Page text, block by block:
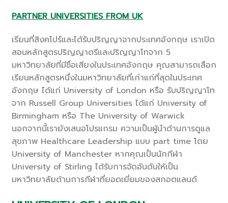
PARTNER UNIVERSITIES FROM UK
เรียนที่สิงคโปร์และได้รับปริญญาจากประเทศอังกฤษ เราเปิด
สอนหลักสูตรปริญญาตรีและปริญญาโทจาก 5
มหาวิทยาลัยที่มีชื่อเสียงในประเทศอังกฤษ คุณสามารถเลือก
เรียนหลักสูตรหนึ่งในมหาวิทยาลัยที่เก่าแก่ที่สุดในประเทศ
อังกฤษ ได้แก่ University of London หรือ รับปริญญาโท
จาก Russell Group Universities ได้แก่ University of
Birmingham หรือ The University of Warwick
นอกจากนี้เรายังเสนอโปรแกรม ความเป็นผู้นำด้านการดูแล
สุขภาพ Healthcare Leadership แบบ part time โดย
University of Manchester หากคุณเป็นนักกีฬา
University of Stirling ได้รับการจัดอันดับให้เป็น
มหาวิทยาลัยด้านการกีฬาที่ยอดเยี่ยมของสกอตแลนด์